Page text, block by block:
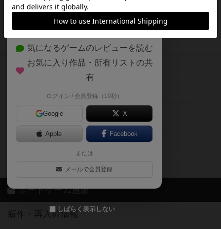
約75,000人がボドゲーマを利用中！
気になるゲームのレビューを読む
お気に入り作品・所有リストの共
有
ログイン / 会員登録（10秒）
Google X
Apple Facebook
または
メールで会員登録
しばらく表示しない
ボードゲームの新着レビュー
ボードゲーム会情報
メカニクス特集
掲示板・トピックス
ボドとも・会員一覧
ボードゲーム業界コラム
ボドゲーマご利用案内
ボードゲーム通販
新作・再入荷情報